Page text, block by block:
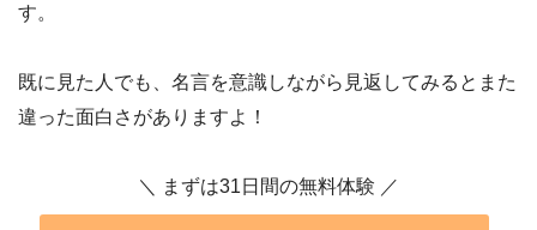
す。
既に見た人でも、名言を意識しながら見返してみるとまた
違った面白さがありますよ！
＼ まずは31日間の無料体験 ／